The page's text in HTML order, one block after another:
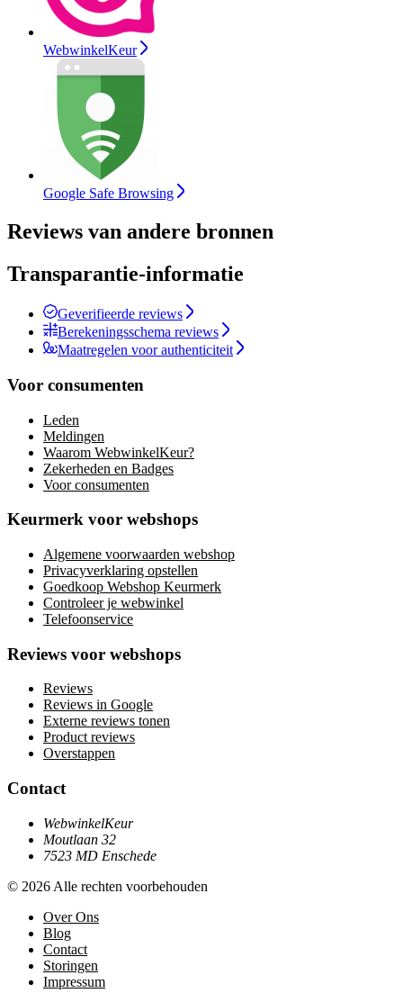
WebwinkelKeur
Google Safe Browsing
Reviews van andere bronnen
Transparantie-informatie
Geverifieerde reviews
Berekeningsschema reviews
Maatregelen voor authenticiteit
Voor consumenten
Leden
Meldingen
Waarom WebwinkelKeur?
Zekerheden en Badges
Voor consumenten
Keurmerk voor webshops
Algemene voorwaarden webshop
Privacyverklaring opstellen
Goedkoop Webshop Keurmerk
Controleer je webwinkel
Telefoonservice
Reviews voor webshops
Reviews
Reviews in Google
Externe reviews tonen
Product reviews
Overstappen
Contact
WebwinkelKeur
Moutlaan 32
7523 MD Enschede
© 2026 Alle rechten voorbehouden
Over Ons
Blog
Contact
Storingen
Impressum